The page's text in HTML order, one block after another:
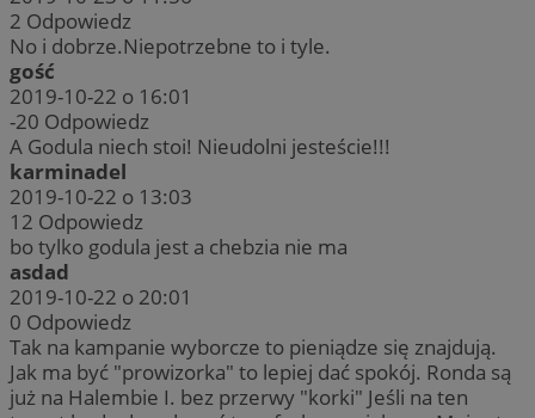
2 Odpowiedz
No i dobrze.Niepotrzebne to i tyle.
gość
2019-10-22 o 16:01
-20 Odpowiedz
A Godula niech stoi! Nieudolni jesteście!!!
karminadel
2019-10-22 o 13:03
12 Odpowiedz
bo tylko godula jest a chebzia nie ma
asdad
2019-10-22 o 20:01
0 Odpowiedz
Tak na kampanie wyborcze to pieniądze się znajdują.
Jak ma być "prowizorka" to lepiej dać spokój. Ronda są
już na Halembie I. bez przerwy "korki" Jeśli na ten